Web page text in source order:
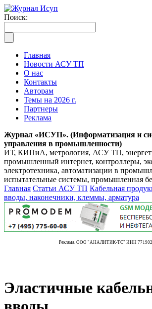
Поиск:
Главная
Новости АСУ ТП
О нас
Контакты
Авторам
Темы на 2026 г.
Партнеры
Реклама
Журнал «ИСУП». (Информатизация и
управления в промышленности)
ИТ, КИПиА, метрология, АСУ ТП,
промышленный интернет, контроллеры,
электротехника, автоматизации в
испытательные системы, промышленная
Главная Статьи АСУ ТП Кабельная
вводы, наконечники, клеммы, арматура
Реклама. ООО "АНАЛИТИК-ТС" ИНН
Эластичные